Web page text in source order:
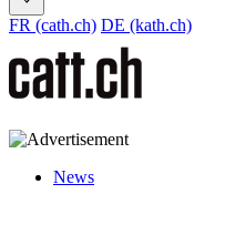
FR (cath.ch) DE (kath.ch)
News